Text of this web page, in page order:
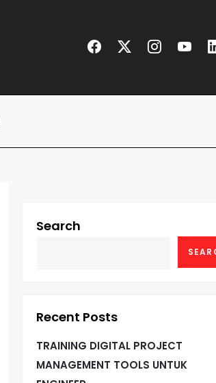
Search
Recent Posts
TRAINING DIGITAL PROJECT
MANAGEMENT TOOLS UNTUK